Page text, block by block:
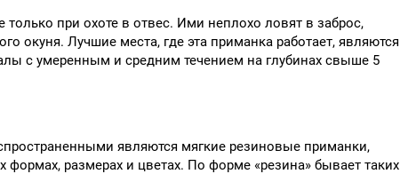
при охоте в отвес. Ими неплохо ловят в заброс,
окуня. Лучшие места, где эта приманка работает, являются
с умеренным и средним течением на глубинах свыше 5
являются мягкие резиновые приманки,
размерах и цветах. По форме «резина» бывает таких